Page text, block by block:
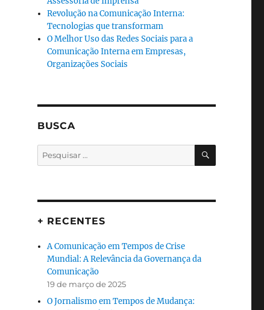
Revolução na Comunicação Interna:
Tecnologias que transformam
O Melhor Uso das Redes Sociais para a
Comunicação Interna em Empresas,
Organizações Sociais
BUSCA
Pesquisar
por:
+ RECENTES
A Comunicação em Tempos de Crise
Mundial: A Relevância da Governança da
Comunicação
19 de março de 2025
O Jornalismo em Tempos de Mudança: